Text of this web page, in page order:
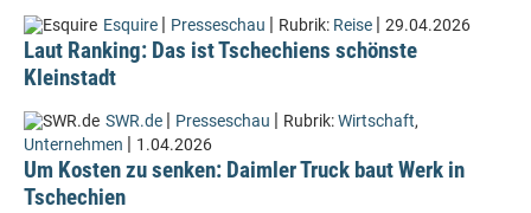
Esquire Presseschau Rubrik: Reise 29.04.2026
Laut Ranking: Das ist Tschechiens schönste
Kleinstadt
SWR.de Presseschau Rubrik:Wirtschaft,
Unternehmen
1.04.2026
Um Kosten zu senken: Daimler Truck baut Werk in
Tschechien